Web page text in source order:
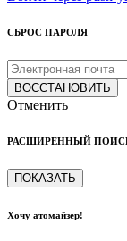
СБРОС ПАРОЛЯ
ВОССТАНОВИТЬ
Отменить
РАСШИРЕННЫЙ
ПОКАЗАТЬ
Хочу атомайзер!